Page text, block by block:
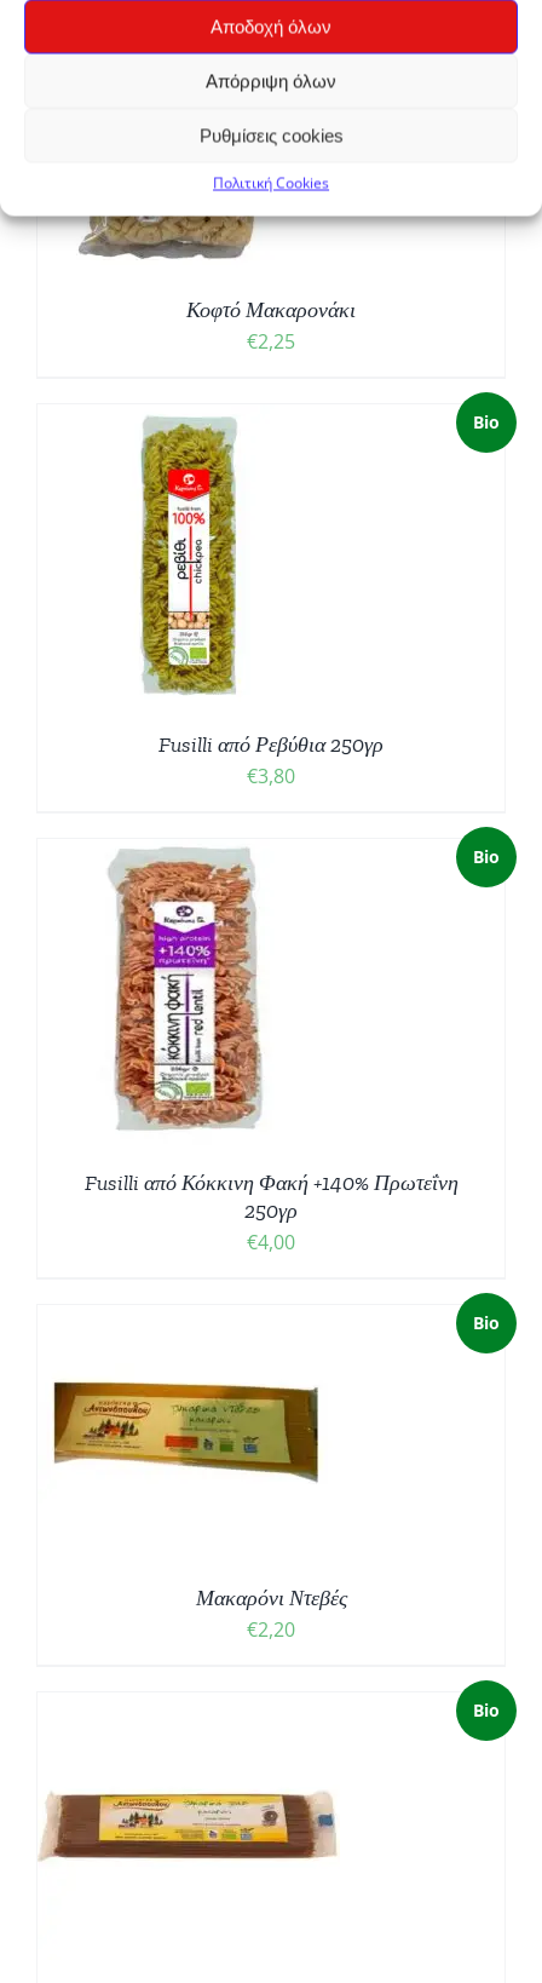
Αποδοχή όλων
Απόρριψη όλων
Ρυθμίσεις cookies
Πολιτική Cookies
Κοφτό Μακαρονάκι
€2,25
Bio
Fusilli από Ρεβύθια 250γρ
€3,80
Bio
Fusilli από Κόκκινη Φακή +140% Πρωτεΐνη
250γρ
€4,00
Bio
Μακαρόνι Ντεβές
€2,20
Bio